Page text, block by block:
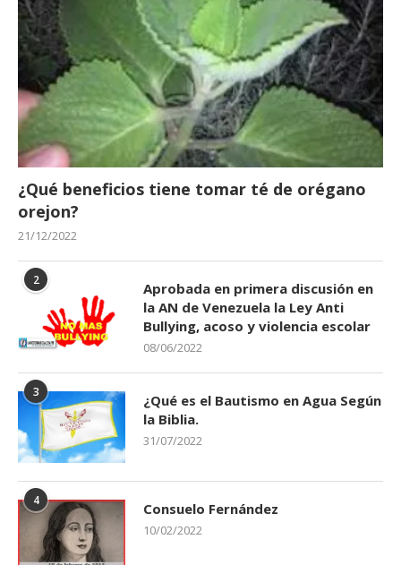
¿Qué beneficios tiene tomar té de orégano
orejon?
21/12/2022
2
Aprobada en primera discusión en
la AN de Venezuela la Ley Anti
Bullying, acoso y violencia escolar
08/06/2022
3
¿Qué es el Bautismo en Agua Según
la Biblia.
31/07/2022
4 Consuelo Fernández
10/02/2022